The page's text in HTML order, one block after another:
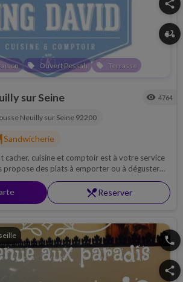
local_offer Ouvert Pessah local_offer Terrasse
share
delivery_dining
sur Seine visibility 4764
Neuilly sur Seine 92200
Sandwicherie
cacher, cuisine et comptoir est à votre service
propose des plats à emporter ou à déguster
les plats traditionnels tels que les filets
banatages ou encore des quiches, pizzas et
restaurant_menuReserver
phone
share